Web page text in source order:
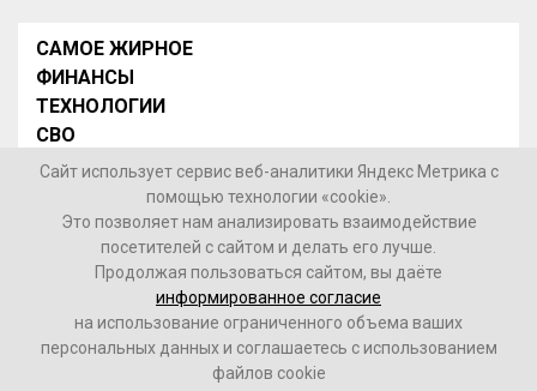
САМОЕ ЖИРНОЕ
ФИНАНСЫ
ТЕХНОЛОГИИ
СВО
НОВОСТИ В МИРЕ
НОВОСТИ РОССИИ
Контакты
© 2026 Интернет-газета «МедиаЖир» -Согласие
пользователя на обработку данных
16+
Сайт использует сервис веб-аналитики Яндекс Метрика с
помощью технологии «cookie».
Это позволяет нам анализировать взаимодействие
посетителей с сайтом и делать его лучше.
Продолжая пользоваться сайтом, вы даёте
информированное согласие
на использование ограниченного объема ваших
персональных данных и соглашаетесь с использованием
файлов cookie